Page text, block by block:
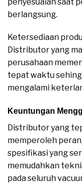
berlangsung.
Ketersediaan
Distributor yang
perusahaan
tepat waktu
mengalami
Keuntungan
Distributor yang
memperoleh
spesifikasi yang
memudahkan
pada seluruh